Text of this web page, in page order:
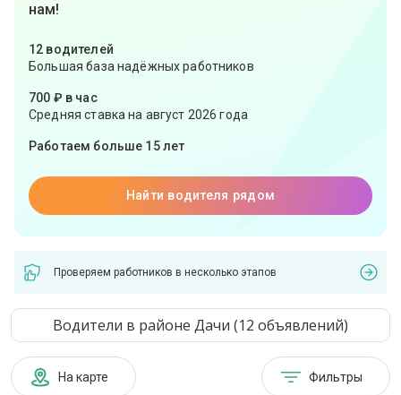
нам!
12 водителей
Большая база надёжных работников
700 ₽ в час
Средняя ставка на август 2026 года
Работаем больше 15 лет
Найти водителя рядом
Проверяем работников в несколько этапов
Водители в районе Дачи (12 объявлений)
На карте Фильтры